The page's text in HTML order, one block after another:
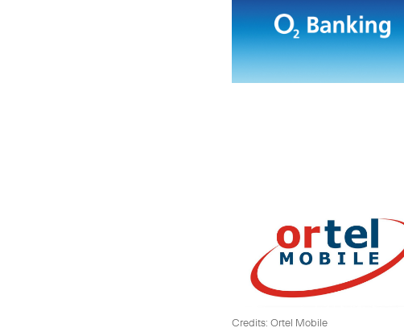
Credits: Ortel Mobile